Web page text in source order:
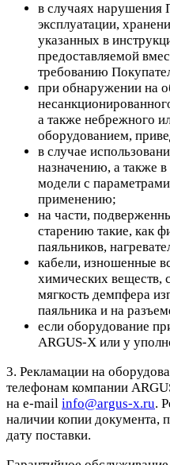
в случаях нарушения
эксплуатации,
указанных в
предоставляемой
требованию
при обнаружении на
а также небрежного
оборудованием,
в случае
назначению, а также
модели с
применению;
на части,
старению такие, как
паяльников,
кабели, изношенные
химических веществ,
мягкость демпфера
паяльника и на
если оборудование
ARGUS-X или у
3. Рекламации на
телефонам компании
на e-mail info@argus-x.ru.
наличии копии документа,
дату поставки.